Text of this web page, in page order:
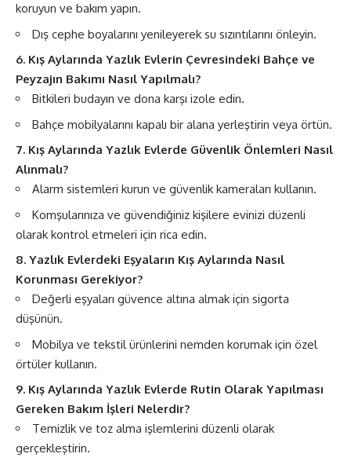
koruyun ve bakım yapın.
Dış cephe boyalarını yenileyerek su sızıntılarını önleyin.
6. Kış Aylarında Yazlık Evlerin Çevresindeki Bahçe ve
Peyzajın Bakımı Nasıl Yapılmalı?
Bitkileri budayın ve dona karşı izole edin.
Bahçe mobilyalarını kapalı bir alana yerleştirin veya örtün.
7. Kış Aylarında Yazlık Evlerde Güvenlik Önlemleri Nasıl
Alınmalı?
Alarm sistemleri kurun ve güvenlik kameraları kullanın.
Komşularınıza ve güvendiğiniz kişilere evinizi düzenli
olarak kontrol etmeleri için rica edin.
8. Yazlık Evlerdeki Eşyaların Kış Aylarında Nasıl
Korunması Gerekiyor?
Değerli eşyaları güvence altına almak için sigorta
düşünün.
Mobilya ve tekstil ürünlerini nemden korumak için özel
örtüler kullanın.
9. Kış Aylarında Yazlık Evlerde Rutin Olarak Yapılması
Gereken Bakım İşleri Nelerdir?
Temizlik ve toz alma işlemlerini düzenli olarak
gerçekleştirin.